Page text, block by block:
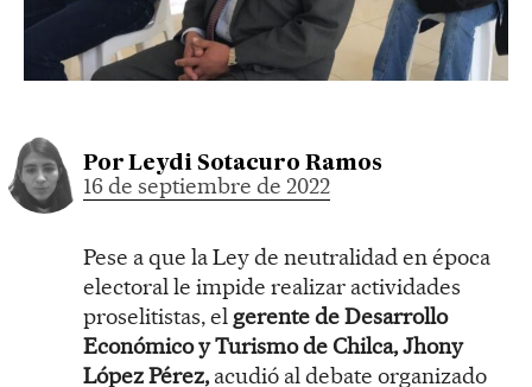
Por Leydi Sotacuro Ramos
16 de septiembre de 2022
Pese a que la Ley de neutralidad en época
electoral le impide realizar actividades
proselitistas, el gerente de Desarrollo
Económico y Turismo de Chilca, Jhony
López Pérez, acudió al debate organizado